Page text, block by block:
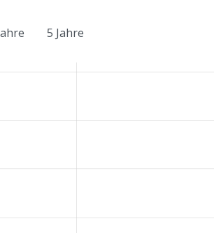
5 Jahre